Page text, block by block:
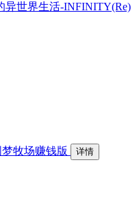
异世界生活-INFINITY(Re)
梦牧场赚钱版 详情